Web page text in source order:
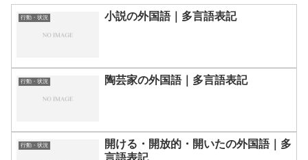
行動・状況 小説の外国語｜多言語表記
行動・状況 陶芸家の外国語｜多言語表記
行動・状況
開ける・開放的・開いたの外国語｜多
言語表記